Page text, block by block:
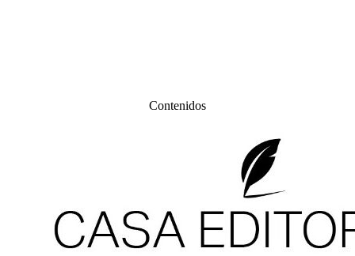
Contenidos